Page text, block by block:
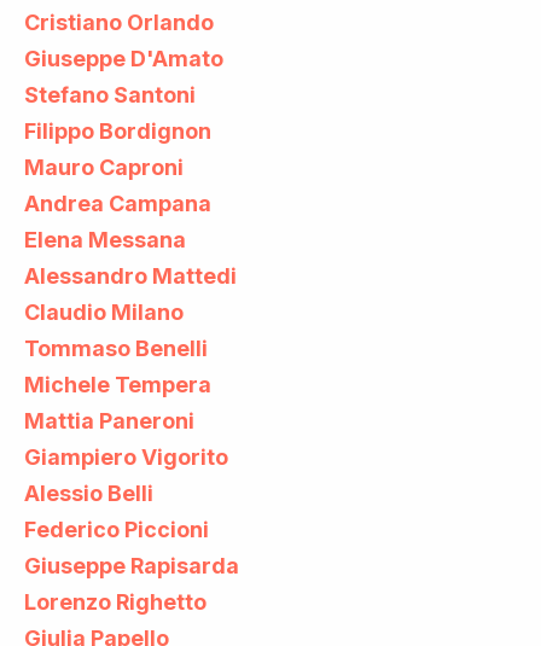
Cristiano Orlando
Giuseppe D'Amato
Stefano Santoni
Filippo Bordignon
Mauro Caproni
Andrea Campana
Elena Messana
Alessandro Mattedi
Claudio Milano
Tommaso Benelli
Michele Tempera
Mattia Paneroni
Giampiero Vigorito
Alessio Belli
Federico Piccioni
Giuseppe Rapisarda
Lorenzo Righetto
Giulia Papello